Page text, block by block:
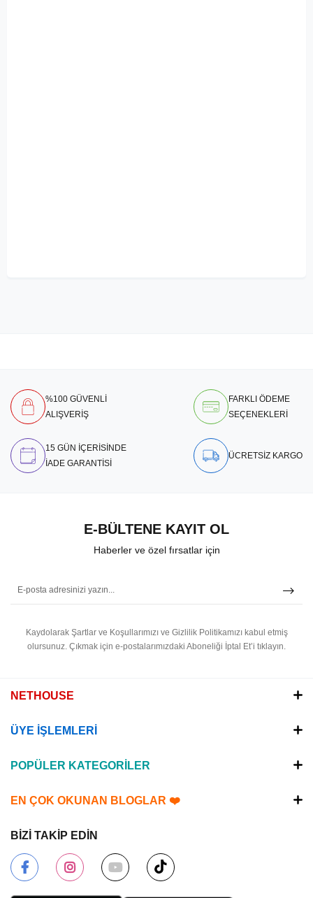
%100 GÜVENLİ
ALIŞVERİŞ
FARKLI ÖDEME
SEÇENEKLERİ
15 GÜN İÇERİSİNDE
İADE GARANTİSİ
ÜCRETSİZ KARGO
E-BÜLTENE KAYIT OL
Haberler ve özel fırsatlar için
Kaydolarak Şartlar ve Koşullarımızı ve Gizlilik Politikamızı kabul etmiş
olursunuz. Çıkmak için e-postalarımızdaki Aboneliği İptal Et’i tıklayın.
NETHOUSE
ÜYE İŞLEMLERİ
POPÜLER KATEGORİLER
EN ÇOK OKUNAN BLOGLAR ❤️
BİZİ TAKİP EDİN